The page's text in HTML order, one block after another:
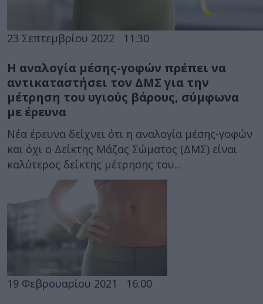
23 Σεπτεμβρίου 2022 11:30
Η αναλογία μέσης-γοφών πρέπει να
αντικαταστήσει τον ΔΜΣ για την
μέτρηση του υγιούς βάρους, σύμφωνα
με έρευνα
Νέα έρευνα δείχνει ότι η αναλογία μέσης-γοφών
και όχι ο Δείκτης Μάζας Σώματος (ΔΜΣ) είναι
καλύτερος δείκτης μέτρησης του...
19 Φεβρουαρίου 2021 16:00